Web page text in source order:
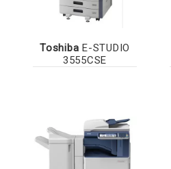
Toshiba E-STUDIO
3555CSE